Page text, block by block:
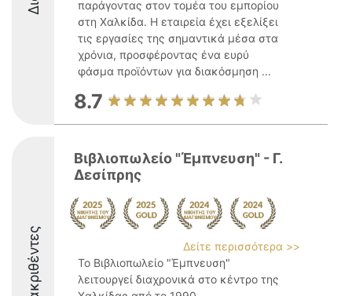
παράγοντας στον τομέα του εμπορίου
στη Χαλκίδα. Η εταιρεία έχει εξελίξει
τις εργασίες της σημαντικά μέσα στα
χρόνια, προσφέροντας ένα ευρύ
φάσμα προϊόντων για διακόσμηση ...
8.7
Διακριθέντες
Βιβλιοπωλείο "Έμπνευση" - Γ.
Δεσίπρης
Δείτε περισσότερα >>
Το Βιβλιοπωλείο "Έμπνευση"
λειτουργεί διαχρονικά στο κέντρο της